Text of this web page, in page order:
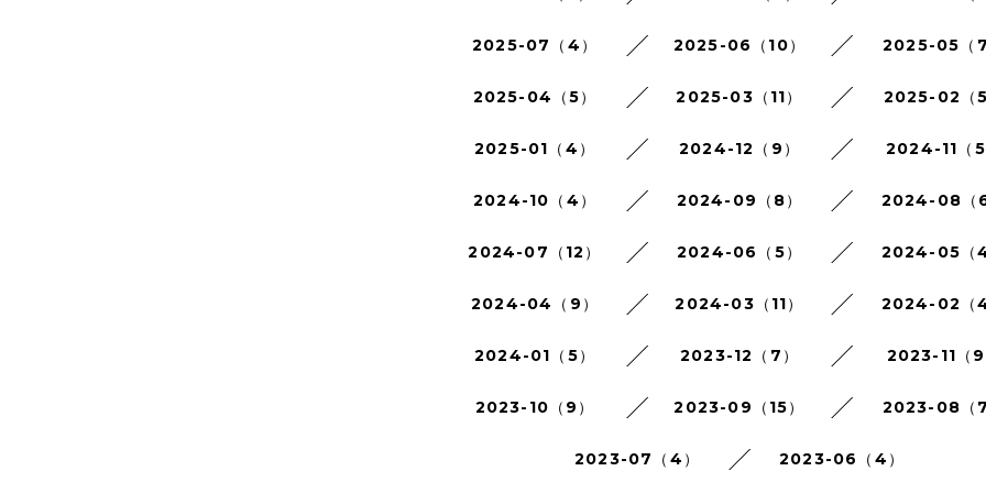
2025-07（4） 2025-06（10） 2025-05（7
2025-04（5） 2025-03（11） 2025-02（5
2025-01（4） 2024-12（9） 2024-11（5
2024-10（4） 2024-09（8） 2024-08（6
2024-07（12） 2024-06（5） 2024-05（4
2024-04（9） 2024-03（11） 2024-02（4
2024-01（5） 2023-12（7） 2023-11（9
2023-10（9） 2023-09（15） 2023-08（7
2023-07（4） 2023-06（4）